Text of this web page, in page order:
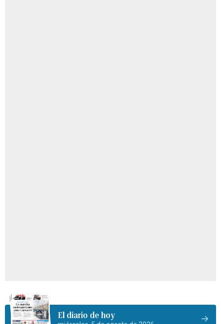
El diario de hoy